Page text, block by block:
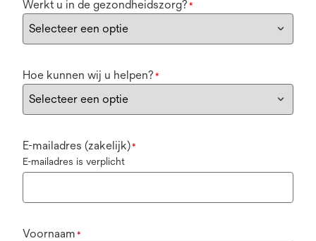
Werkt u in de gezondheidszorg? *
Hoe kunnen wij u helpen? *
E-mailadres (zakelijk)*
E-mailadres is verplicht
Voornaam *